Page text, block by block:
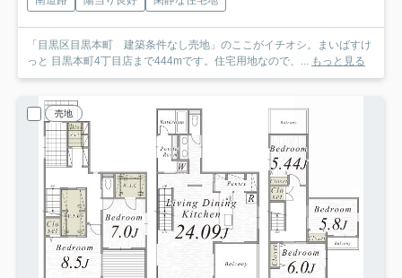
「目黒区目黒本町 建築条件なし売地」のここがイチオシ。まいばすけ
っと 目黒本町4丁目店まで444mです。住宅用地なので、... もっと見る
売地